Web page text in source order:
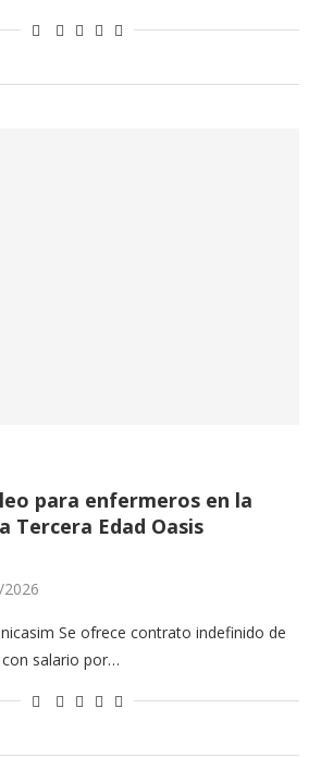
para enfermeros en la
Tercera Edad Oasis
Se ofrece contrato indefinido de
salario por…